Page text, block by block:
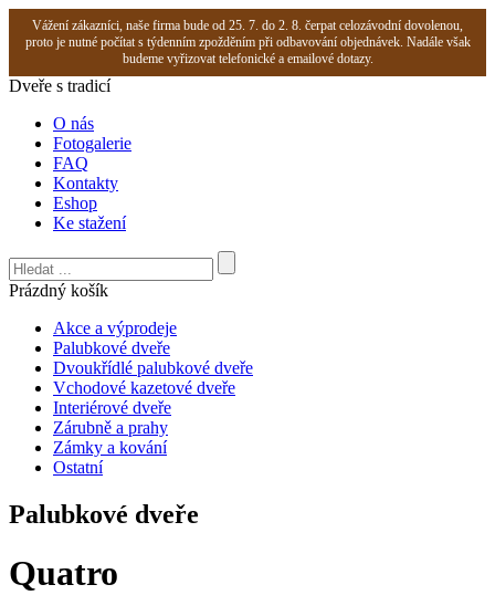
Vážení zákazníci, naše firma bude od 25. 7. do 2. 8. čerpat celozávodní dovolenou,
proto je nutné počítat s týdenním zpožděním při odbavování objednávek. Nadále však
budeme vyřizovat telefonické a emailové dotazy.
Dveře s tradicí
O nás
Fotogalerie
FAQ
Kontakty
Eshop
Ke stažení
Prázdný košík
Akce a výprodeje
Palubkové dveře
Dvoukřídlé palubkové dveře
Vchodové kazetové dveře
Interiérové dveře
Zárubně a prahy
Zámky a kování
Ostatní
Palubkové dveře
Quatro